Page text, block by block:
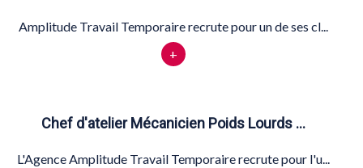
Amplitude Travail Temporaire recrute pour un de ses cl...
+
Chef d'atelier Mécanicien Poids Lourds …
L'Agence Amplitude Travail Temporaire recrute pour l'u...